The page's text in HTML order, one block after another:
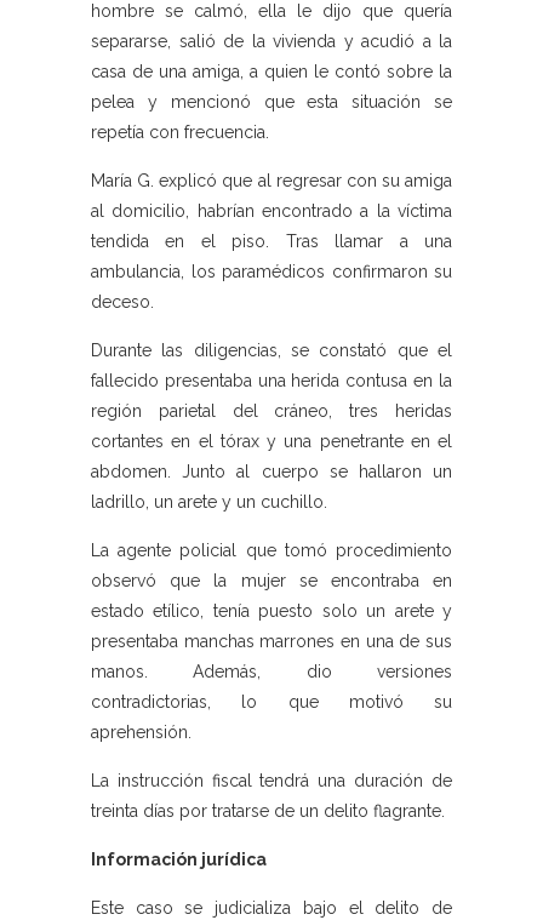
hombre se calmó, ella le dijo que quería
separarse, salió de la vivienda y acudió a la
casa de una amiga, a quien le contó sobre la
pelea y mencionó que esta situación se
repetía con frecuencia.
María G. explicó que al regresar con su amiga
al domicilio, habrían encontrado a la víctima
tendida en el piso. Tras llamar a una
ambulancia, los paramédicos confirmaron su
deceso.
Durante las diligencias, se constató que el
fallecido presentaba una herida contusa en la
región parietal del cráneo, tres heridas
cortantes en el tórax y una penetrante en el
abdomen. Junto al cuerpo se hallaron un
ladrillo, un arete y un cuchillo.
La agente policial que tomó procedimiento
observó que la mujer se encontraba en
estado etílico, tenía puesto solo un arete y
presentaba manchas marrones en una de sus
manos. Además, dio versiones
contradictorias, lo que motivó su
aprehensión.
La instrucción fiscal tendrá una duración de
treinta días por tratarse de un delito flagrante.
Información jurídica
Este caso se judicializa bajo el delito de